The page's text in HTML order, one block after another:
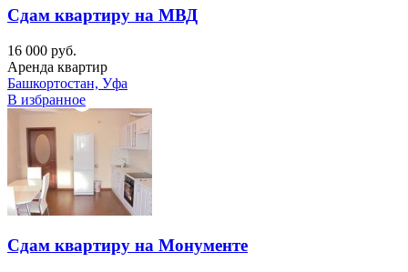
Сдам квартиру на МВД
16 000 руб.
Аренда квартир
Башкортостан, Уфа
В избранное
Сдам квартиру на Монументе